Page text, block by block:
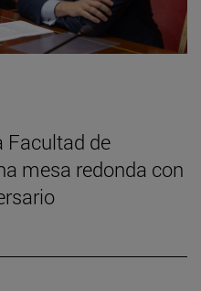
Facultad de
mesa redonda con